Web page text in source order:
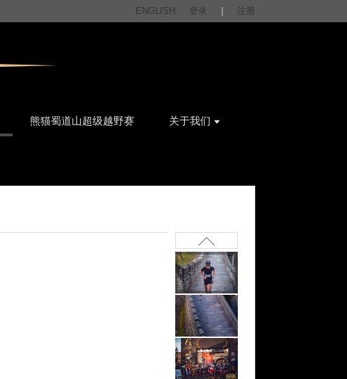
ENGLISH 登录 注册
熊猫蜀道山超级越野赛 关于我们